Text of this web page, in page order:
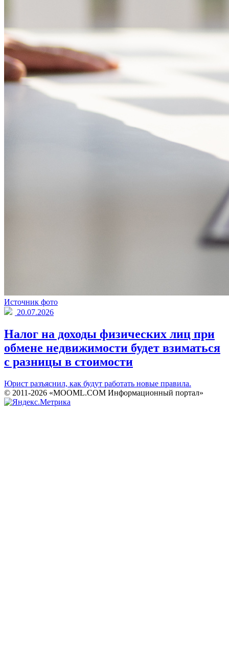
Источник фото
20.07.2026
Налог на доходы физических лиц при
обмене недвижимости будет взиматься
с разницы в стоимости
Юрист разъяснил, как будут работать новые правила.
© 2011-2026 «MOOML.COM Информационный портал»